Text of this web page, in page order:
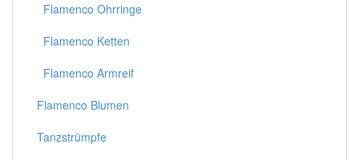
Flamenco Ohrringe
Flamenco Ketten
Flamenco Armreif
Flamenco Blumen
Tanzstrümpfe